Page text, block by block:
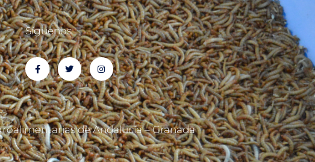
Síguenos
de Andalucía – Granada